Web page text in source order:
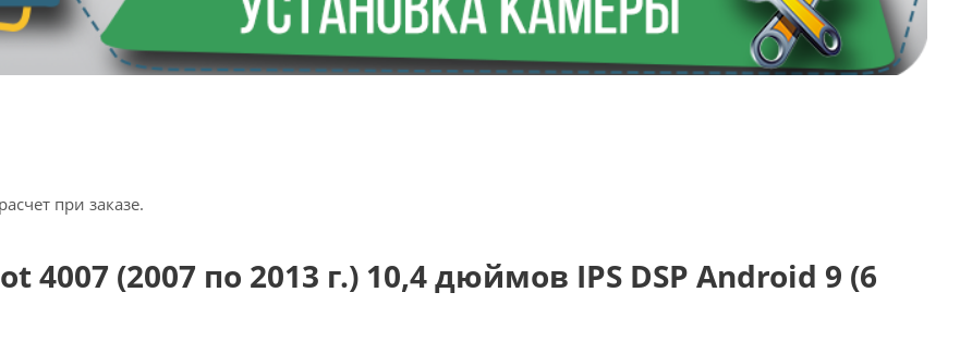
при заказе.
(2007 по 2013 г.) 10,4 дюймов IPS DSP Android 9 (6